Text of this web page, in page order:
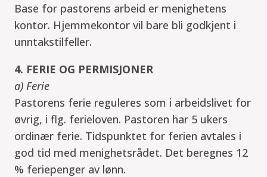
Base for pastorens arbeid er menighetens
kontor. Hjemmekontor vil bare bli godkjent i
unntakstilfeller.
4. FERIE OG PERMISJONER
a) Ferie
Pastorens ferie reguleres som i arbeidslivet for
øvrig, i flg. ferieloven. Pastoren har 5 ukers
ordinær ferie. Tidspunktet for ferien avtales i
god tid med menighetsrådet. Det beregnes 12
% feriepenger av lønn.